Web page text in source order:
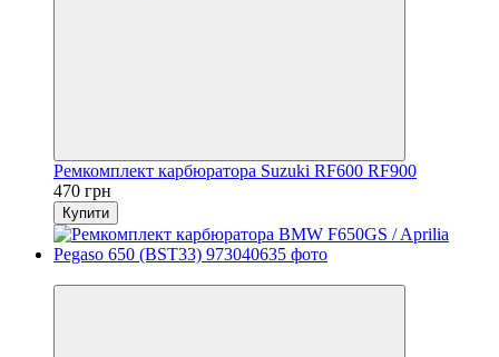
Ремкомплект карбюратора Suzuki RF600 RF900
470 грн
Купити